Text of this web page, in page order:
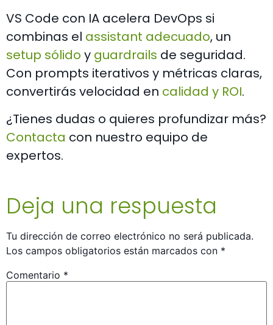
VS Code con IA acelera DevOps si
combinas el assistant adecuado, un
setup sólido y guardrails de seguridad.
Con prompts iterativos y métricas claras,
convertirás velocidad en calidad y ROI.
¿Tienes dudas o quieres profundizar más?
Contacta con nuestro equipo de
expertos.
Deja una respuesta
Tu dirección de correo electrónico no será publicada.
Los campos obligatorios están marcados con *
Comentario *